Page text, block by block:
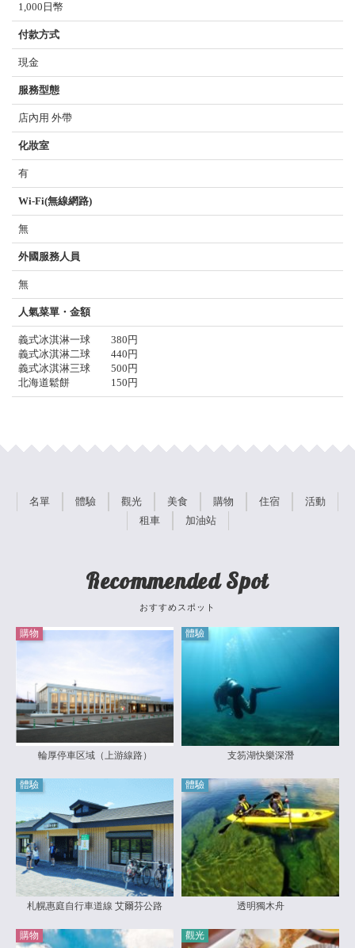
1,000日幣
付款方式
現金
服務型態
店內用 外帶
化妝室
有
Wi-Fi(無線網路)
無
外國服務人員
無
人氣菜單・金額
義式冰淇淋一球 380円
義式冰淇淋二球 440円
義式冰淇淋三球 500円
北海道鬆餅 150円
名單 體驗 觀光 美食 購物 住宿
活動
租車
加油站
Recommended Spot
おすすめスポット
購物
輪厚停車区域（上游線路）
體驗
支笏湖快樂深潛
體驗
札幌惠庭自行車道線 艾爾芬公路
體驗
透明獨木舟
購物 觀光